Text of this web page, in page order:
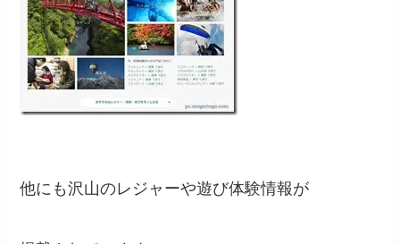
他にも沢山のレジャーや遊び体験情報が